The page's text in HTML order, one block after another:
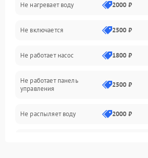
Датчики
Нагрев
Вода
Гигиена
Программное обеспечение
Не нагревает воду 2000 ₽
Не включается 2500 ₽
Не работает насос 1800 ₽
Не работает панель
управления
2500 ₽
Не распыляет воду 2000 ₽